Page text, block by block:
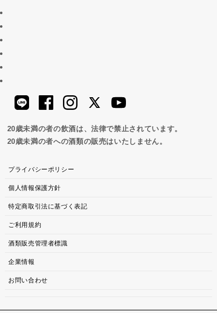
20歳未満の者の飲酒は、法律で禁止されています。
20歳未満の者への酒類の販売はいたしません。
プライバシーポリシー
個人情報保護方針
特定商取引法に基づく表記
ご利用規約
酒類販売管理者標識
企業情報
お問い合わせ